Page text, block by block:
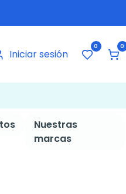
Iniciar sesión
0 0
Nuestras
marcas